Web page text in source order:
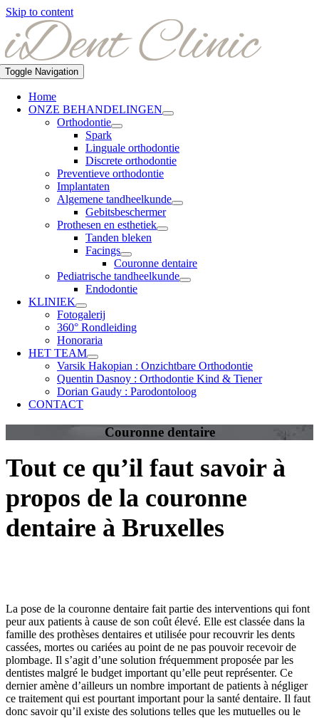
Skip to content
Toggle Navigation
Home
ONZE BEHANDELINGEN
Orthodontie
Spark
Linguale orthodontie
Discrete orthodontie
Preventieve orthodontie
Implantaten
Algemene tandheelkunde
Gebitsbeschermer
Prothesen en esthetiek
Tanden bleken
Facings
Couronne dentaire
Pediatrische tandheelkunde
Endodontie
KLINIEK
Fotogalerij
360° Rondleiding
Honoraria
HET TEAM
Varsik Hakopian : Onzichtbare Orthodontie
Quentin Dasnoy : Orthodontie Kind & Tiener
Dorian Gaudy : Parodontoloog
CONTACT
Couronne dentaire
Tout ce qu’il faut savoir à
propos de la couronne
dentaire à Bruxelles
La pose de la couronne dentaire fait partie des interventions qui font
peur aux patients à cause de son coût élevé. Elle est classée dans la
famille des prothèses dentaires et utilisée pour recouvrir les dents
cassées, mortes ou cariées au point de ne pas pouvoir recevoir de
plombage. Il s’agit d’une solution fréquemment proposée par les
dentistes malgré le budget important qu’elle peut représenter. Ce
dernier amène d’ailleurs un nombre important de patients à négliger
ce traitement qui est pourtant important pour la santé dentaire. Il faut
donc savoir qu’il existe des solutions telles que les mutuelles ou le